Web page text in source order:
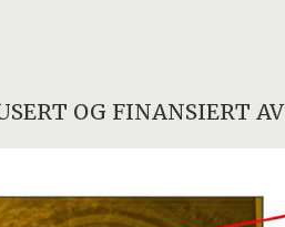
OG FINANSIERT AV